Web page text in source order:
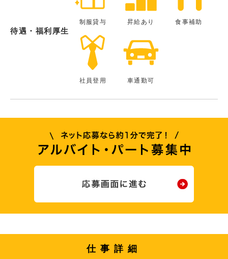
待遇・福利厚生
制服貸与 昇給あり 食事補助
社員登用 車通勤可
仕事詳細